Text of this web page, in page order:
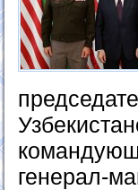
генерал-